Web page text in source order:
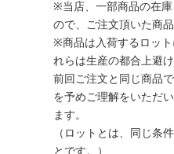
※当店、一部商品の在
ので、ご注文頂いた商
※商品は入荷するロッ
れらは生産の都合上避
前回ご注文と同じ商品
を予めご理解をいただ
ます。
（ロットとは、同じ条
とです。）